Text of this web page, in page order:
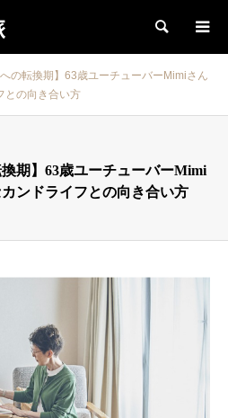
検索
への転換期】63歳ユーチューバーMimiさん
との向き合い方
換期】63歳ユーチューバーMimi
ンドライフとの向き合い方